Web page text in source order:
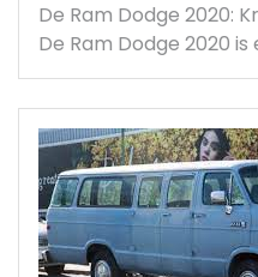
De Ram Dodge 2020:
De Ram Dodge 2020